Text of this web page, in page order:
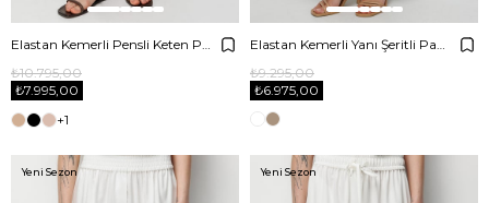
Elastan Kemerli Pensli Keten Pantolon
₺7.995,00
₺10.795,00
+1
Elastan Kemerli Yanı Şeritli Pantolon
₺6.975,00
₺9.295,00
Yeni Sezon Yeni Sezon